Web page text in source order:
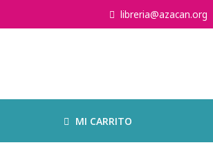
libreria@azacan.org
MI CARRITO